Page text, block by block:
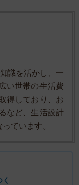
識を活かし、一
い世帯の生活費
得しており、お
など、生活設計
ています。